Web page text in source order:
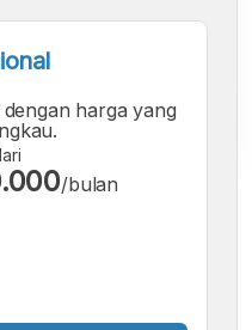
A
harga yang
/bulan